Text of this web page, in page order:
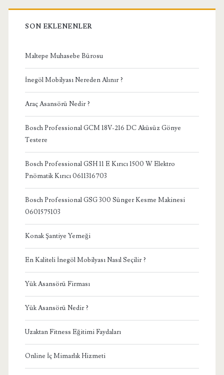
SON EKLENENLER
Maltepe Muhasebe Bürosu
İnegöl Mobilyası Nereden Alınır ?
Araç Asansörü Nedir ?
Bosch Professional GCM 18V-216 DC Aküsüz Gönye
Testere
Bosch Professional GSH 11 E Kırıcı 1500 W Elektro
Pnömatik Kırıcı 0611316703
Bosch Professional GSG 300 Sünger Kesme Makinesi
0601575103
Konak Şantiye Yemeği
En Kaliteli İnegöl Mobilyası Nasıl Seçilir ?
Yük Asansörü Firması
Yük Asansörü Nedir ?
Uzaktan Fitness Eğitimi Faydaları
Online İç Mimarlık Hizmeti